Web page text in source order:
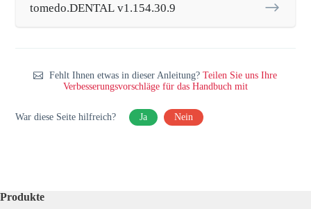
tomedo.DENTAL v1.154.30.9
Fehlt Ihnen etwas in dieser Anleitung?Teilen Sie uns Ihre
Verbesserungsvorschläge für das Handbuch mit
War diese Seite hilfreich? Ja Nein
Produkte